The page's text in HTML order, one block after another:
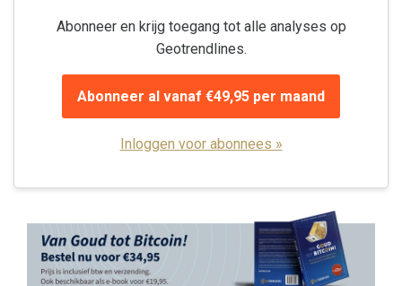
Abonneer en krijg toegang tot alle analyses op
Geotrendlines.
Abonneer al vanaf €49,95 per maand
Inloggen voor abonnees »